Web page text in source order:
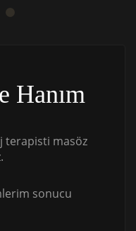
Hanım
terapisti masöz
sonucu